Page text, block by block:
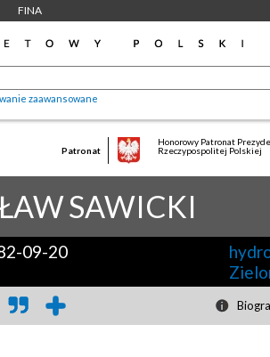
FINA
zaawansowane
Patronat
Honorowy Patronat
Rzeczypospolitej Polskiej
SAWICKI
09-20